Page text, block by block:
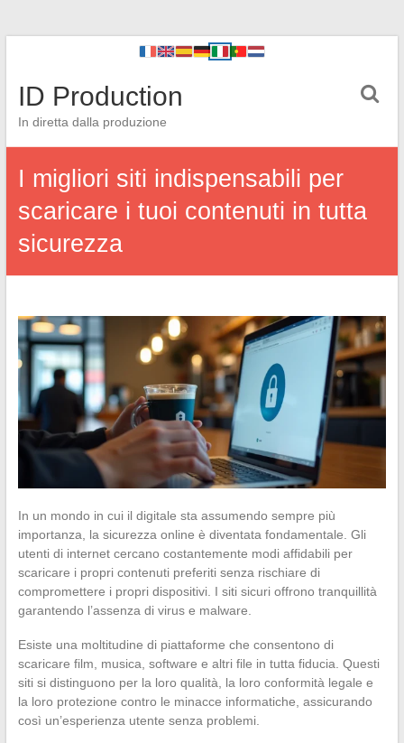
ID Production
In diretta dalla produzione
I migliori siti indispensabili per
scaricare i tuoi contenuti in tutta
sicurezza
In un mondo in cui il digitale sta assumendo sempre più
importanza, la sicurezza online è diventata fondamentale. Gli
utenti di internet cercano costantemente modi affidabili per
scaricare i propri contenuti preferiti senza rischiare di
compromettere i propri dispositivi. I siti sicuri offrono tranquillità
garantendo l’assenza di virus e malware.
Esiste una moltitudine di piattaforme che consentono di
scaricare film, musica, software e altri file in tutta fiducia. Questi
siti si distinguono per la loro qualità, la loro conformità legale e
la loro protezione contro le minacce informatiche, assicurando
così un’esperienza utente senza problemi.